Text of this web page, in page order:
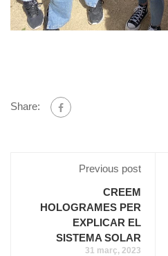
Share:
Previous post
CREEM
HOLOGRAMES PER
EXPLICAR EL
SISTEMA SOLAR
31 març, 2023